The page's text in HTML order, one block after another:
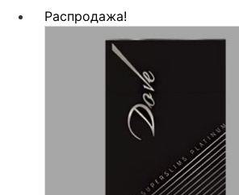
составляла
850,00 ₽.
Распродажа!